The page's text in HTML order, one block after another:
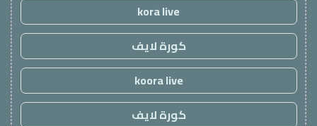
kora live
كورة لايف
koora live
كورة لايف